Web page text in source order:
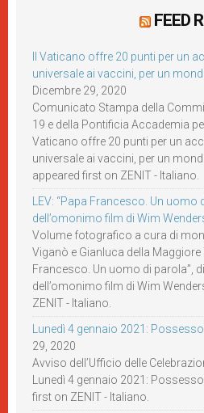
FEED
Il Vaticano offre 20 punti per un
universale ai vaccini, per un
Dicembre 29, 2020
Comunicato Stampa della
19 e della Pontificia Accademia
Vaticano offre 20 punti per un
universale ai vaccini, per un
appeared first on ZENIT - Italiano.
LEV: “Papa Francesco. Un uomo
dell’omonimo film di Wim
Volume fotografico a cura di
Viganò e Gianluca della Maggiore
Francesco. Un uomo di parola”,
dell’omonimo film di Wim
ZENIT - Italiano.
Lunedì 4 gennaio 2021:
29, 2020
Avviso dell’Ufficio delle
Lunedì 4 gennaio 2021:
first on ZENIT - Italiano.